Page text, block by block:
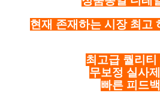
현재 존재하는 시장 최고
최고급 퀄리티
무보정 실사
빠른 피드